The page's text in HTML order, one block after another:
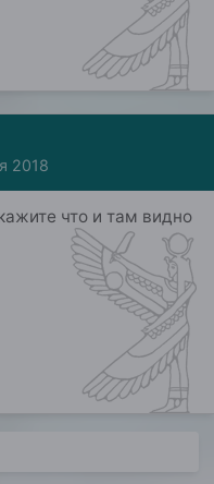
2018
что и там видно